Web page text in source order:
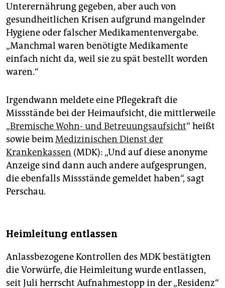
Unterernährung gegeben, aber auch von
gesundheitlichen Krisen aufgrund mangelnder
Hygiene oder falscher Medikamentenvergabe.
„Manchmal waren benötigte Medikamente
einfach nicht da, weil sie zu spät bestellt worden
waren.“
Irgendwann meldete eine Pflegekraft die
Missstände bei der Heimaufsicht, die mittlerweile
„Bremische Wohn- und Betreuungsaufsicht“ heißt
sowie beimMedizinischen Dienst der
Krankenkassen (MDK): „Und auf diese anonyme
Anzeige sind dann auch andere aufgesprungen,
die ebenfalls Missstände gemeldet haben“, sagt
Perschau.
Heimleitung entlassen
Anlassbezogene Kontrollen des MDK bestätigten
die Vorwürfe, die Heimleitung wurde entlassen,
seit Juli herrscht Aufnahmestopp in der „Residenz“